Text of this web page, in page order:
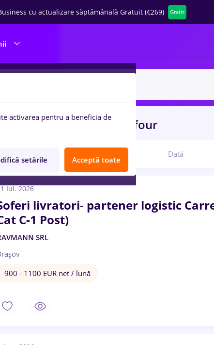
cu actualizare săptămânală Gratuit (€269) Gratis
muncacu salarii carrefour
Dată
Iul. 2026
livratori- partener logistic
C-1 Post)
SRL
900 - 1100 EUR net / lună
activarea pentru a beneficia de
setările Acceptă toate